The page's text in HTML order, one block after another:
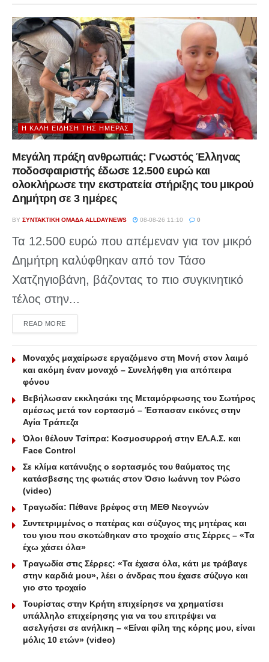
Η ΚΑΛΉ ΕΊΔΗΣΗ ΤΗΣ ΗΜΈΡΑΣ
Μεγάλη πράξη ανθρωπιάς: Γνωστός Έλληνας
ποδοσφαιριστής έδωσε 12.500 ευρώ και
ολοκλήρωσε την εκστρατεία στήριξης του μικρού
Δημήτρη σε 3 ημέρες
BY ΣΥΝΤΑΚΤΙΚΉ ΟΜΆΔΑ ALLDAYNEWS 08-08-26 11:10 0
Τα 12.500 ευρώ που απέμεναν για τον μικρό
Δημήτρη καλύφθηκαν από τον Τάσο
Χατζηγιοβάνη, βάζοντας το πιο συγκινητικό
τέλος στην...
READ MOREDETAILS
Μοναχός μαχαίρωσε εργαζόμενο στη Μονή στον λαιμό
και ακόμη έναν μοναχό – Συνελήφθη για απόπειρα
φόνου
Βεβήλωσαν εκκλησάκι της Μεταμόρφωσης του Σωτήρος
αμέσως μετά τον εορτασμό – Έσπασαν εικόνες στην
Αγία Τράπεζα
Όλοι θέλουν Τσίπρα: Κοσμοσυρροή στην ΕΛ.Α.Σ. και
Face Control
Σε κλίμα κατάνυξης ο εορτασμός του θαύματος της
κατάσβεσης της φωτιάς στον Όσιο Ιωάννη τον Ρώσο
(video)
Τραγωδία: Πέθανε βρέφος στη ΜΕΘ Νεογνών
Συντετριμμένος ο πατέρας και σύζυγος της μητέρας και
του γιου που σκοτώθηκαν στο τροχαίο στις Σέρρες – «Τα
έχω χάσει όλα»
Τραγωδία στις Σέρρες: «Τα έχασα όλα, κάτι με τράβαγε
στην καρδιά μου», λέει ο άνδρας που έχασε σύζυγο και
γιο στο τροχαίο
Τουρίστας στην Κρήτη επιχείρησε να χρηματίσει
υπάλληλο επιχείρησης για να του επιτρέψει να
ασελγήσει σε ανήλικη – «Είναι φίλη της κόρης μου, είναι
μόλις 10 ετών» (video)